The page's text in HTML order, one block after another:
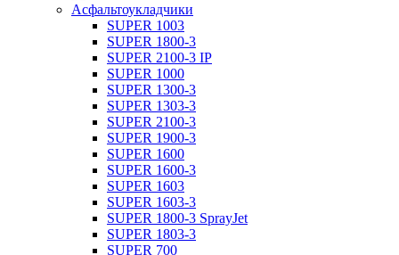
Асфальтоукладчики
SUPER 1003
SUPER 1800-3
SUPER 2100-3 IP
SUPER 1000
SUPER 1300-3
SUPER 1303-3
SUPER 2100-3
SUPER 1900-3
SUPER 1600
SUPER 1600-3
SUPER 1603
SUPER 1603-3
SUPER 1800-3 SprayJet
SUPER 1803-3
SUPER 700